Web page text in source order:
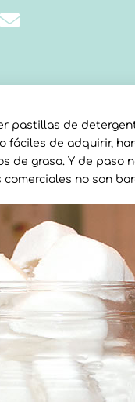
pastillas de
fáciles de adquirir,
de grasa. Y de paso
no son